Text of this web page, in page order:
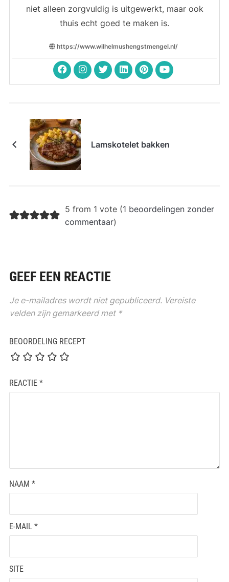
niet alleen zorgvuldig is uitgewerkt, maar ook
thuis echt goed te maken is.
https://www.wilhelmushengstmengel.nl/
Lamskotelet bakken
5 from 1 vote (1 beoordelingen zonder
commentaar)
GEEF EEN REACTIE
Je e-mailadres wordt niet gepubliceerd. Vereiste
velden zijn gemarkeerd met *
BEOORDELING RECEPT
REACTIE *
NAAM *
E-MAIL *
SITE